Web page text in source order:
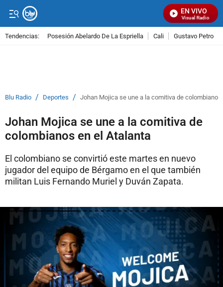
EN VIVO
Señal Visual Radio
Tendencias: Posesión Abelardo De La Espriella Cali Gustavo Petro
Blu Radio / Deportes / Johan Mojica se une a la comitiva de colombianos
Johan Mojica se une a la comitiva de
colombianos en el Atalanta
El colombiano se convirtió este martes en nuevo
jugador del equipo de Bérgamo en el que también
militan Luis Fernando Muriel y Duván Zapata.